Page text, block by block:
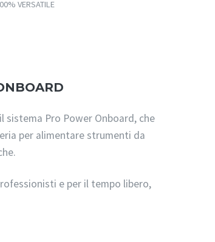
VERSATILE
sistema Pro Power Onboard, che
per alimentare strumenti da
e per il tempo libero,